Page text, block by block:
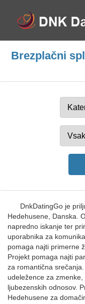
Brezplačni
DnkDatingGo je
Hedehusene, Danska.
napredno iskanje ter
uporabnika za
pomaga najti primerne
Projekt pomaga najti
za romantična
udeležence za
ljubezenskih odnosov.
Hedehusene za